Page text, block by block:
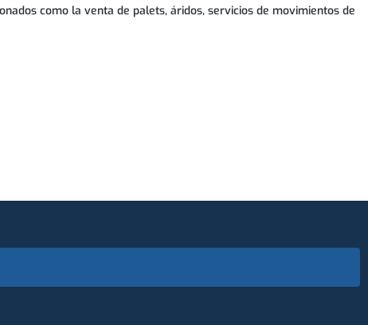
como la venta de palets, áridos, servicios de movimientos de